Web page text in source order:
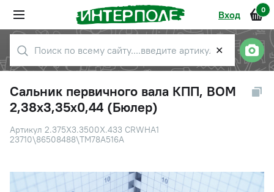
Вход 0
✕
Сальник первичного вала КПП, ВОМ
2,38х3,35х0,44 (Бюлер)
Артикул 2.375Х3.3500Х.433 CRWHA1
23710\86508488\TM78A516A